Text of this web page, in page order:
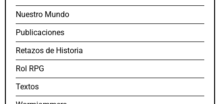
Nuestro Mundo
Publicaciones
Retazos de Historia
Rol RPG
Textos